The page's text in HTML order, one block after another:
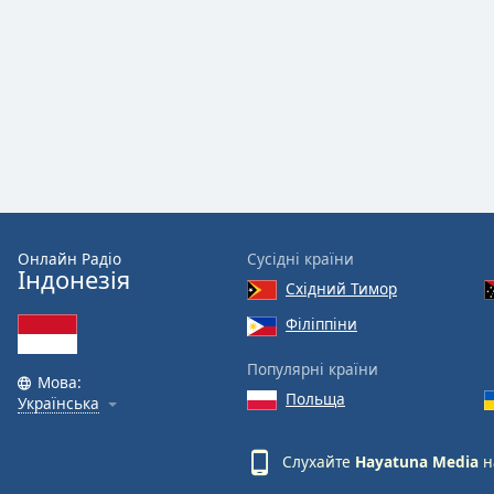
window.
Beginning
window.
Escape
will
Онлайн Радіо
Індонезія
Мова:
Українська
Сусідні країни
Східний Тимор
Філіппіни
Популярні країни
Польща
Слухайте Hayatuna Media